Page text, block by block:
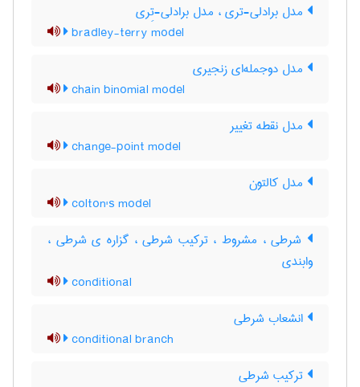
مدل برادلی-تری ، مدل برادلی-تِری
bradley-terry model
مدل دوجمله‌ای زنجیری
chain binomial model
مدل نقطه تغییر
change-point model
مدل کالتون
colton's model
شرطی ، مشروط ، ترکیب شرطی ، گزاره ی شرطی ،
وابندی
conditional
انشعاب شرطی
conditional branch
ترکیب شرطی